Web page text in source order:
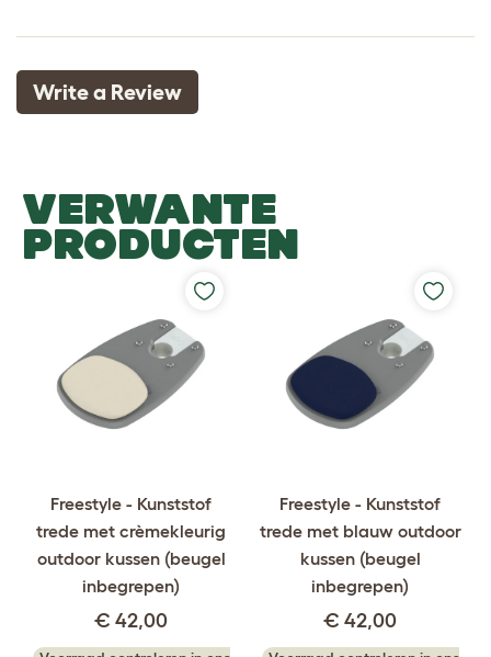
Write a Review
VERWANTE
PRODUCTEN
Freestyle - Kunststof
trede met crèmekleurig
outdoor kussen (beugel
inbegrepen)
€ 42,00
Freestyle - Kunststof
trede met blauw outdoor
kussen (beugel
inbegrepen)
€ 42,00